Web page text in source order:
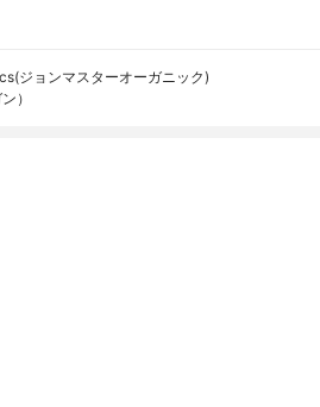
ジョンマスターオーガニック)
）